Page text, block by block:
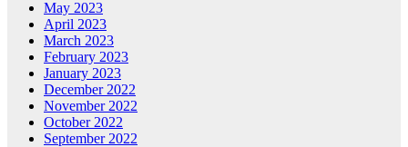
May 2023
April 2023
March 2023
February 2023
January 2023
December 2022
November 2022
October 2022
September 2022